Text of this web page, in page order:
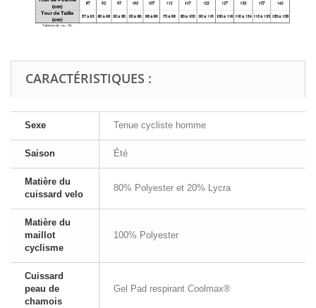
CARACTÉRISTIQUES :
Sexe Tenue cycliste homme
Saison Été
Matière du
cuissard velo
80% Polyester et 20% Lycra
Matière du
maillot
cyclisme
100% Polyester
Cuissard
peau de
chamois
Gel Pad respirant Coolmax®